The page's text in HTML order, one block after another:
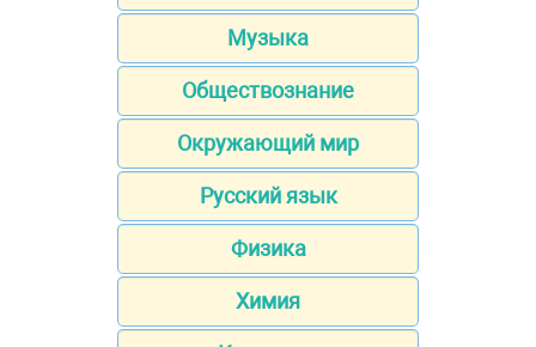
Музыка
Обществознание
Окружающий мир
Русский язык
Физика
Химия